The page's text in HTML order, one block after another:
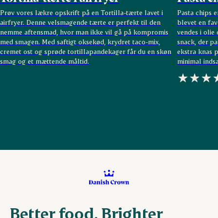
Prøv vores lækre opskrift på en Tortilla-tærte lavet i
airfryer. Denne velsmagende tærte er perfekt til den
nemme aftensmad, hvor man ikke vil gå på kompromis
med smagen. Med saftigt oksekød, krydret taco-mix,
cremet ost og sprøde tortillapandekager får du en skøn
smag og et mættende måltid.
Pasta chips
blevet en
vendes i olie
snack, der
ekstra knas
minimal
Better food. Brighter